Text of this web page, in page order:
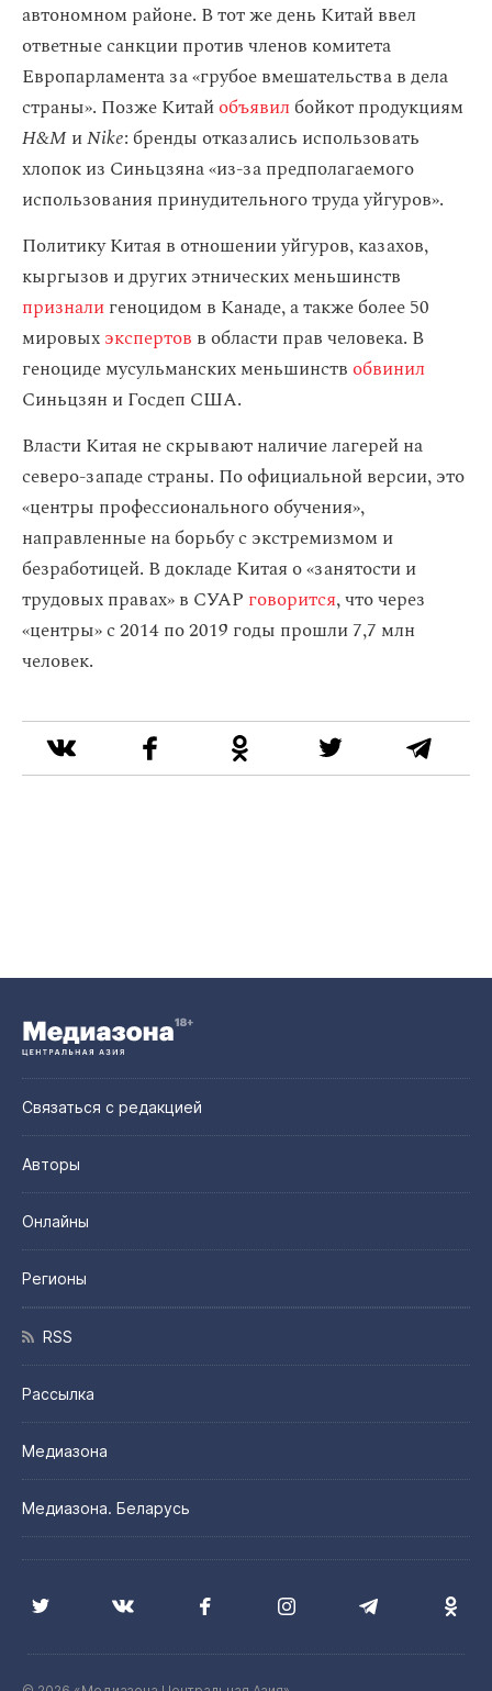
автономном районе. В тот же день Китай ввел
ответные санкции против членов комитета
Европарламента за «грубое вмешательства в дела
страны». Позже Китайобъявилбойкот продукциям
H&MиNike: бренды отказались использовать
хлопок из Синьцзяна «из-за предполагаемого
использования принудительного труда уйгуров».
Политику Китая в отношении уйгуров, казахов,
кыргызов и других этнических меньшинств
призналигеноцидом в Канаде, а также более 50
мировыхэкспертов в области прав человека. В
геноциде мусульманских меньшинств обвинил
Синьцзян и Госдеп США.
Власти Китая не скрывают наличие лагерей на
северо-западе страны. По официальной версии, это
«центры профессионального обучения»,
направленные на борьбу с экстремизмом и
безработицей. В докладе Китая о «занятости и
трудовых правах» в СУАР говорится, что через
«центры» с 2014 по 2019 годы прошли 7,7 млн
человек.
Связаться с редакцией
Авторы
Онлайны
Регионы
RSS
Рассылка
Медиазона
Медиазона. Беларусь